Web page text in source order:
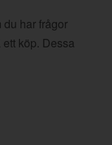
du har frågor
köp. Dessa